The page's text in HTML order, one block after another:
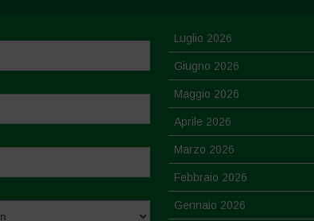
Luglio 2026
Giugno 2026
Maggio 2026
Aprile 2026
Marzo 2026
Febbraio 2026
Gennaio 2026